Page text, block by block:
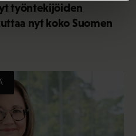
työntekijöiden
nyt koko Suomen